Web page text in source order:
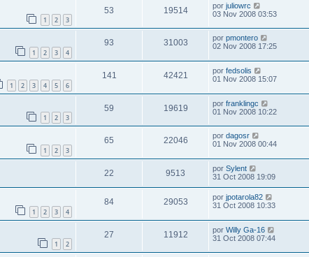
1 2 3
53 19514 por juliowrc
03 Nov 2008 03:53
1 2 3 4
93 31003 por pmontero
02 Nov 2008 17:25
1 2 3 4 5 6
141 42421 por fedsolis
01 Nov 2008 15:07
1 2 3
59 19619 por franklingc
01 Nov 2008 10:22
1 2 3
65 22046 por dagosr
01 Nov 2008 00:44
22 9513 por Sylent
31 Oct 2008 19:09
1 2 3 4
84 29053 por jpotarola82
31 Oct 2008 10:33
1 2
27 11912 por Willy Ga-16
31 Oct 2008 07:44